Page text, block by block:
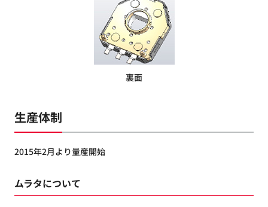
裏面
生産体制
2015年2月より量産開始
ムラタについて